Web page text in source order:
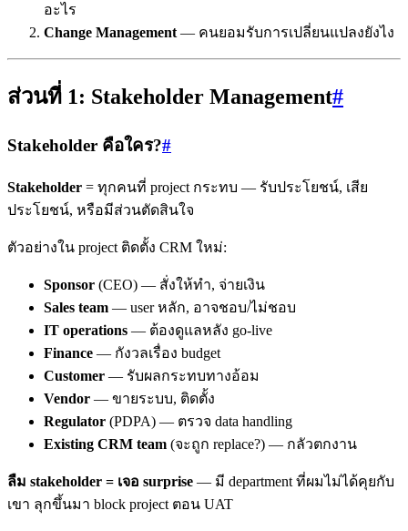
อะไร
Change Management — คนยอมรับการเปลี่ยนแปลงยังไง
ส่วนที่ 1: Stakeholder Management#
Stakeholder คือใคร?#
Stakeholder = ทุกคนที่ project กระทบ — รับประโยชน์, เสีย
ประโยชน์, หรือมีส่วนตัดสินใจ
ตัวอย่างใน project ติดตั้ง CRM ใหม่:
Sponsor (CEO) — สั่งให้ทำ, จ่ายเงิน
Sales team — user หลัก, อาจชอบ/ไม่ชอบ
IT operations — ต้องดูแลหลัง go-live
Finance — กังวลเรื่อง budget
Customer — รับผลกระทบทางอ้อม
Vendor — ขายระบบ, ติดตั้ง
Regulator (PDPA) — ตรวจ data handling
Existing CRM team (จะถูก replace?) — กลัวตกงาน
ลืม stakeholder = เจอ surprise — มี department ที่ผมไม่ได้คุยกับ
เขา ลุกขึ้นมา block project ตอน UAT